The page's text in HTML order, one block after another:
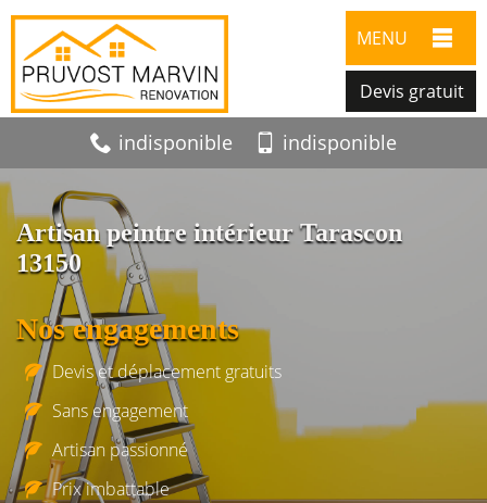
MENU
Devis gratuit
indisponible indisponible
Artisan peintre intérieur Tarascon
13150
Nos engagements
Devis et déplacement gratuits
Sans engagement
Artisan passionné
Prix imbattable